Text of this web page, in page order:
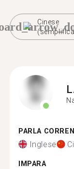
Cinese
PARLA
Inglese
IMPARA